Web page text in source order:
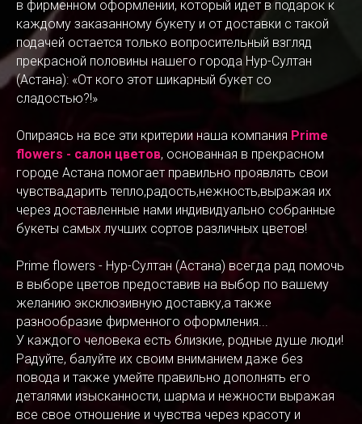
в фирменном оформлении, который идет в подарок к
каждому заказанному букету и от доставки с такой
подачей остается только вопросительный взгляд
прекрасной половины нашего города Нур-Султан
(Астана): «От кого этот шикарный букет со
сладостью?!»
Опираясь на все эти критерии наша компания Prime
flowers - салон цветов, основанная в прекрасном
городе Астана помогает правильно проявлять свои
чувства,дарить тепло,радость,нежность,выражая их
через доставленные нами индивидуально собранные
букеты самых лучших сортов различных цветов!
Prime flowers - Нур-Султан (Астана) всегда рад помочь
в выборе цветов предоставив на выбор по вашему
желанию эксклюзивную доставку,а также
разнообразие фирменного оформления...
У каждого человека есть близкие, родные душе люди!
Радуйте, балуйте их своим вниманием даже без
повода и также умейте правильно дополнять его
деталями изысканности, шарма и нежности выражая
все свое отношение и чувства через красоту и